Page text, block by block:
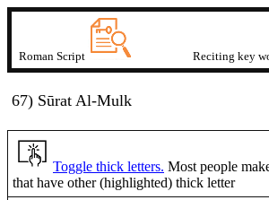
Roman Script Reciting key
67) Sūrat Al-Mulk
Toggle thick letters. Most people
that have other (highlighted) thick letter